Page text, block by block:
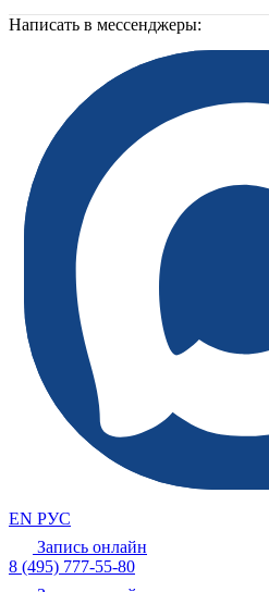
Написать в мессенджеры:
EN РУС
Запись онлайн
8 (495) 777-55-80